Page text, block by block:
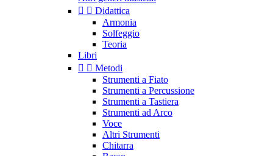
  Didattica
Armonia
Solfeggio
Teoria
Libri
  Metodi
Strumenti a Fiato
Strumenti a Percussione
Strumenti a Tastiera
Strumenti ad Arco
Voce
Altri Strumenti
Chitarra